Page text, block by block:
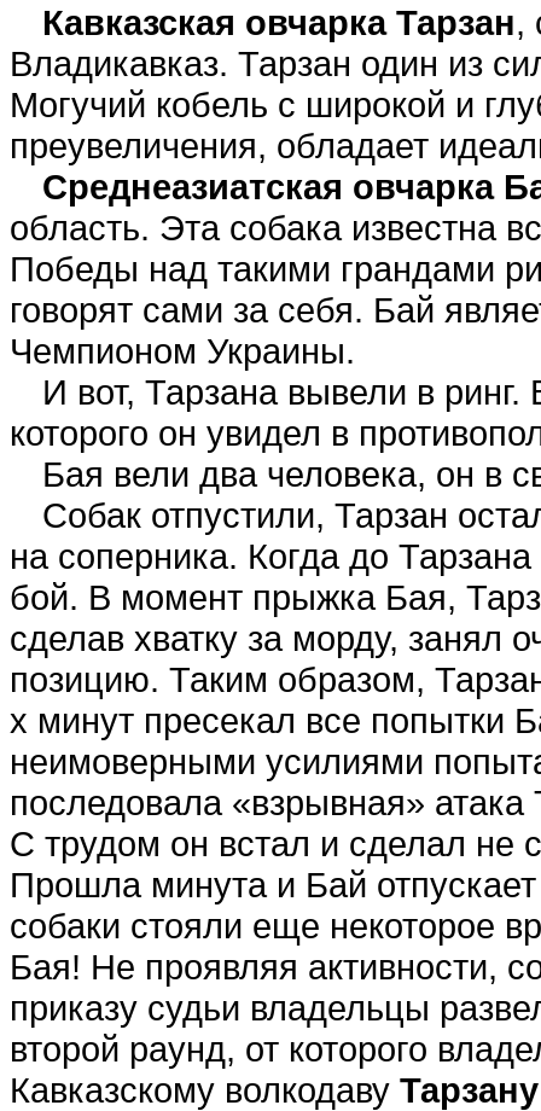
Кавказская овчарка Тарзан,
Владикавказ. Тарзан один из
Могучий кобель с широкой и
преувеличения, обладает
Среднеазиатская овчарка
область. Эта собака известна
Победы над такими грандами
говорят сами за себя. Бай
Чемпионом Украины.
И вот, Тарзана вывели в
которого он увидел в
Бая вели два человека, он в
Собак отпустили, Тарзан
на соперника. Когда до
бой. В момент прыжка Бая,
сделав хватку за морду, занял
позицию. Таким образом,
х минут пресекал все попытки
неимоверными усилиями
последовала «взрывная»
С трудом он встал и сделал не
Прошла минута и Бай
собаки стояли еще некоторое
Бая! Не проявляя активности,
приказу судьи владельцы
второй раунд, от которого
Кавказскому волкодаву Тарзану